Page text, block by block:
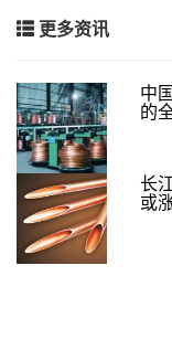
更多资讯
中
的
长
或